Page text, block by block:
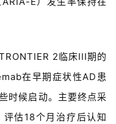
2临床III期的
在早期症状性AD 患
时候启动。 主要终点采
估18个月治疗后认知